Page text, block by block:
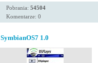
Pobrania: 54504
Komentarze: 0
SymbianOS7 1.0